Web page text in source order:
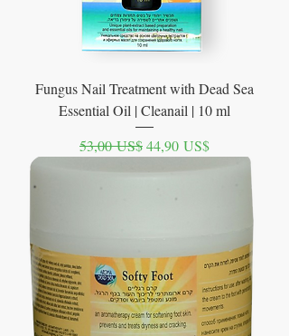
Fungus Nail Treatment with Dead Sea
Essential Oil | Cleanail | 10 ml
Precio
53,00 US$Precio de oferta
44,90 US$